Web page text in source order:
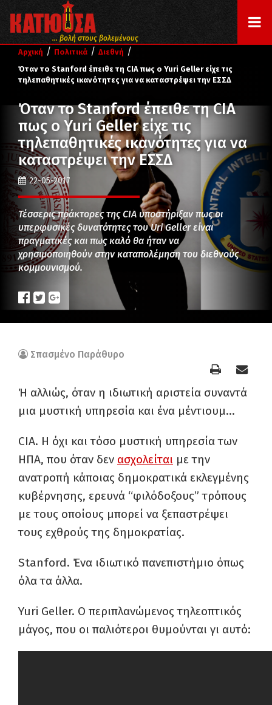
... βολή στους βολεμένους
Αρχική / Πολιτικά / Διεθνή /
Όταν το Stanford έπειθε τη CIA πως ο Yuri Geller είχε τις
τηλεπαθητικές ικανότητες για να καταστρέψει την ΕΣΣΔ
Όταν το Stanford έπειθε τη CIA
πως ο Yuri Geller είχε τις
τηλεπαθητικές ικανότητες για να
καταστρέψει την ΕΣΣΔ
22-05-2017
Τέσσερις πράκτορες της CIA υποστήριξαν πως οι
υπερφυσικές δυνατότητες του Uri Geller είναι
πραγματικές και πως καλό θα ήταν να
χρησιμοποιηθούν στην καταπολέμηση του διεθνούς
κομμουνισμού.
Σπασμένο Παράθυρο
Ή αλλιώς, όταν η ιδιωτική αριστεία συναντά
μια μυστική υπηρεσία και ένα μέντιουμ…
CIA. Η όχι και τόσο μυστική υπηρεσία των
ΗΠΑ, που όταν δεν ασχολείται με την
ανατροπή κάποιας δημοκρατικά εκλεγμένης
κυβέρνησης, ερευνά “φιλόδοξους” τρόπους
με τους οποίους μπορεί να ξεπαστρέψει
τους εχθρούς της δημοκρατίας.
Stanford. Ένα ιδιωτικό πανεπιστήμιο όπως
όλα τα άλλα.
Yuri Geller. Ο περιπλανώμενος τηλεοπτικός
μάγος, που οι παλιότεροι θυμούνται γι αυτό: